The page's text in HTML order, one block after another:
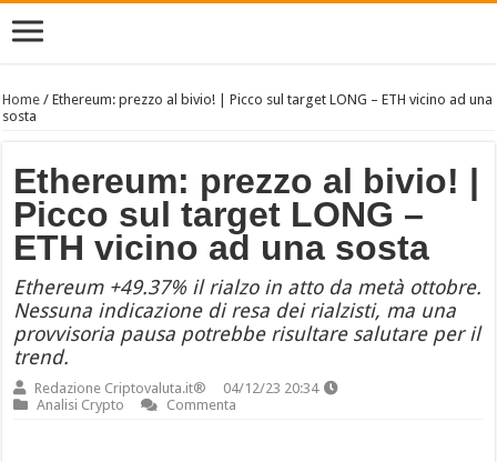
Home /Ethereum: prezzo al bivio! | Picco sul target LONG – ETH vicino ad una
sosta
Ethereum: prezzo al bivio! |
Picco sul target LONG –
ETH vicino ad una sosta
Ethereum +49.37% il rialzo in atto da metà ottobre.
Nessuna indicazione di resa dei rialzisti, ma una
provvisoria pausa potrebbe risultare salutare per il
trend.
Redazione Criptovaluta.it®
04/12/23 20:34
Analisi Crypto
Commenta